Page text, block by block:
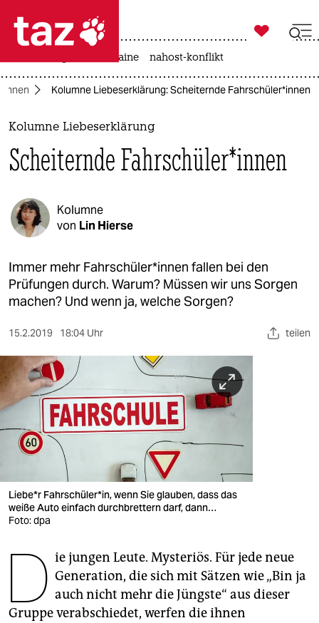
 taz zahl ich
taz zahl ich
themen
politik
öko
gesellschaft
kultur
sport
nord
wahrheit
verlag
verlag
veranstaltungen
shop
fragen & hilfe
unterstützen
genossenschaft

taz zahl ich
krieg in der ukraine nahost-konflikt
Kolumne Liebeserklärung: Scheiternde Fahrschüler*innen
Kolumne Liebeserklärung
Scheiternde Fahrschüler*innen
Kolumne
von Lin Hierse
Immer mehr Fahrschüler*innen fallen bei den
Prüfungen durch. Warum? Müssen wir uns Sorgen
machen? Und wenn ja, welche Sorgen?
15.2.2019 18:04 Uhr teilen
Liebe*r Fahrschüler*in, wenn Sie glauben, dass das
weiße Auto einfach durchbrettern darf, dann…
Foto: dpa
D ie jungen Leute. Mysteriös. Für jede neue
Generation, die sich mit Sätzen wie „Bin ja
auch nicht mehr die Jüngste“ aus dieser
Gruppe verabschiedet, werfen die ihnen